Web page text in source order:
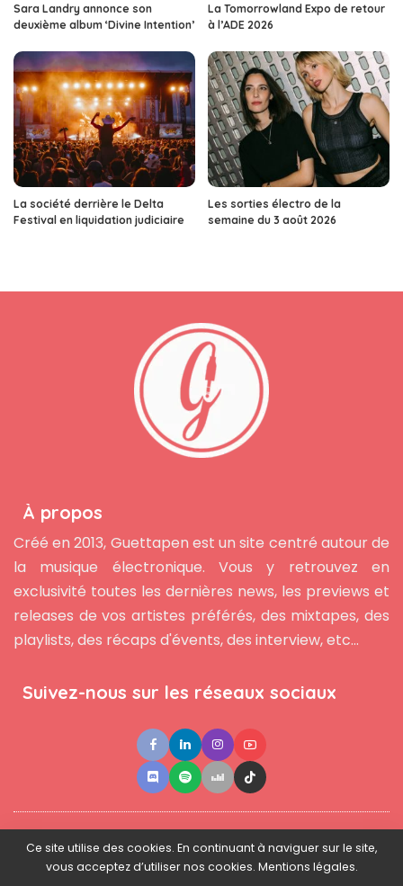
Sara Landry annonce son
deuxième album ‘Divine Intention’
La Tomorrowland Expo de retour
à l’ADE 2026
La société derrière le Delta
Festival en liquidation judiciaire
Les sorties électro de la
semaine du 3 août 2026
À propos
Créé en 2013, Guettapen est un site centré autour de
la musique électronique. Vous y retrouvez en
exclusivité toutes les dernières news, les previews et
releases de vos artistes préférés, des mixtapes, des
playlists, des récaps d'évents, des interview, etc...
Suivez-nous sur les réseaux sociaux
Contact ●Newsletter ● L'équipe ● Mentions légales
Ce site utilise des cookies. En continuant à naviguer sur le site,
vous acceptez d’utiliser nos cookies. Mentions légales.